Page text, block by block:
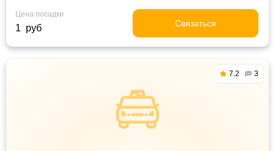
Цена посадки
1 руб Связаться
7.2 3